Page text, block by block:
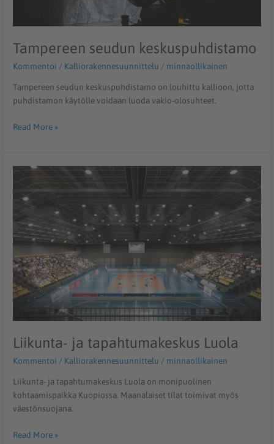
Tampereen seudun keskuspuhdistamo
Kommentoi / Kalliorakennesuunnittelu / minnaollikainen
Tampereen seudun keskuspuhdistamo on louhittu kallioon, jotta
puhdistamon käytölle voidaan luoda vakio-olosuhteet.
Read More »
Liikunta- ja tapahtumakeskus Luola
Kommentoi / Kalliorakennesuunnittelu / minnaollikainen
Liikunta- ja tapahtumakeskus Luola on monipuolinen
kohtaamispaikka Kuopiossa. Maanalaiset tilat toimivat myös
väestönsuojana.
Liikunta-
tapahtumakeskus
Luola
Read More »